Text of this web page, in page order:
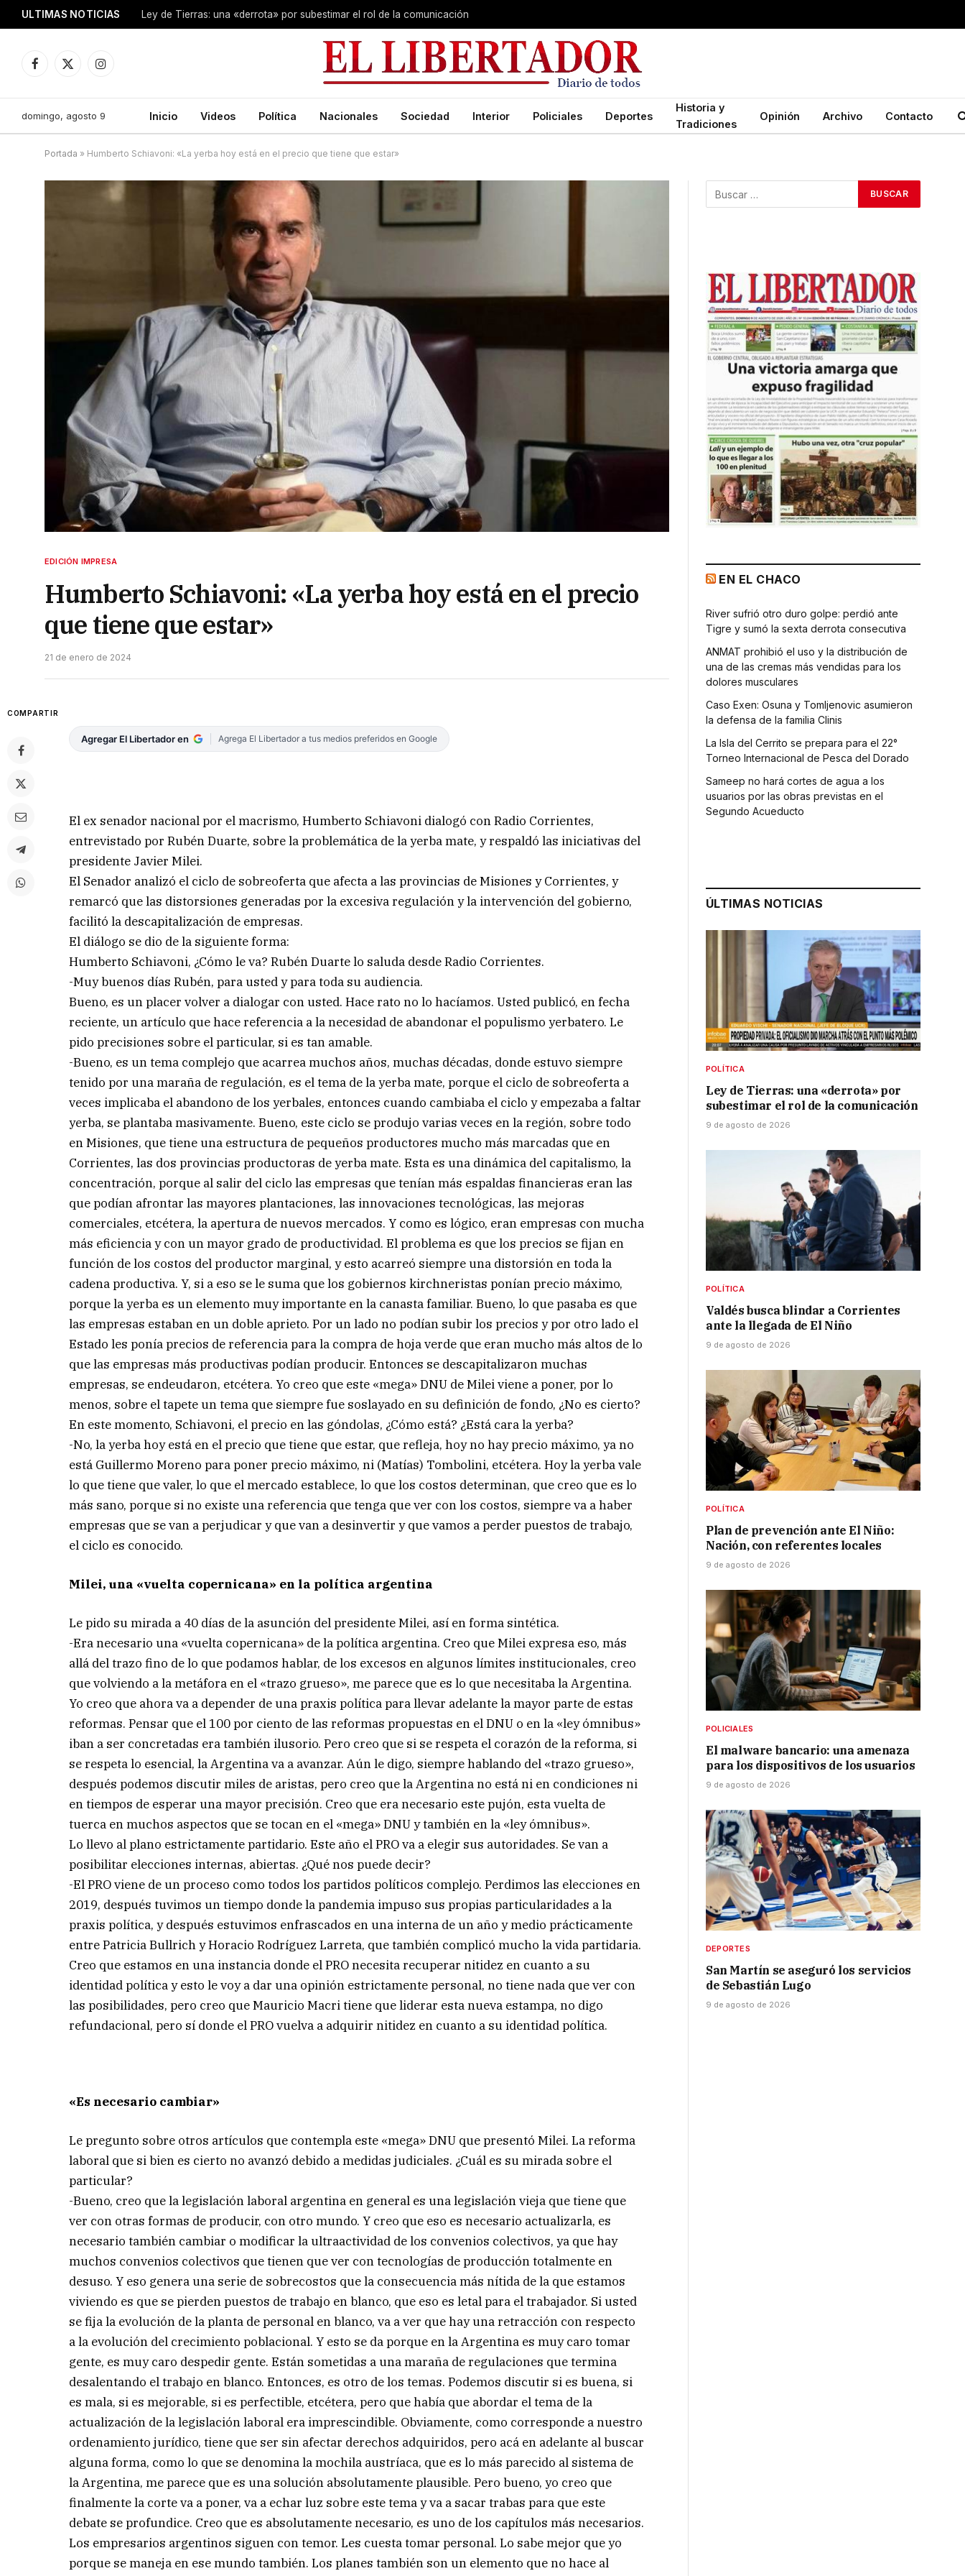
ULTIMAS NOTICIAS Ley de Tierras: una «derrota» por subestimar el rol de la comunicación
Facebook
X
Instagram
domingo, agosto 9 Inicio Videos Política Nacionales Sociedad Interior Policiales Deportes
Historia y
Tradiciones
Opinión Archivo Contacto
Portada » Humberto Schiavoni: «La yerba hoy está en el precio que tiene que estar»
EDICIÓN IMPRESA
Humberto Schiavoni: «La yerba hoy está en el precio
que tiene que estar»
21 de enero de 2024
COMPARTIR
Agregar El Libertador en Agrega El Libertador a tus medios preferidos en Google
El ex senador nacional por el macrismo, Humberto Schiavoni dialogó con Radio Corrientes,
entrevistado por Rubén Duarte, sobre la problemática de la yerba mate, y respaldó las iniciativas del
presidente Javier Milei.
El Senador analizó el ciclo de sobreoferta que afecta a las provincias de Misiones y Corrientes, y
remarcó que las distorsiones generadas por la excesiva regulación y la intervención del gobierno,
facilitó la descapitalización de empresas.
El diálogo se dio de la siguiente forma:
Humberto Schiavoni, ¿Cómo le va? Rubén Duarte lo saluda desde Radio Corrientes.
-Muy buenos días Rubén, para usted y para toda su audiencia.
Bueno, es un placer volver a dialogar con usted. Hace rato no lo hacíamos. Usted publicó, en fecha
reciente, un artículo que hace referencia a la necesidad de abandonar el populismo yerbatero. Le
pido precisiones sobre el particular, si es tan amable.
-Bueno, es un tema complejo que acarrea muchos años, muchas décadas, donde estuvo siempre
tenido por una maraña de regulación, es el tema de la yerba mate, porque el ciclo de sobreoferta a
veces implicaba el abandono de los yerbales, entonces cuando cambiaba el ciclo y empezaba a faltar
yerba, se plantaba masivamente. Bueno, este ciclo se produjo varias veces en la región, sobre todo
en Misiones, que tiene una estructura de pequeños productores mucho más marcadas que en
Corrientes, las dos provincias productoras de yerba mate. Esta es una dinámica del capitalismo, la
concentración, porque al salir del ciclo las empresas que tenían más espaldas financieras eran las
que podían afrontar las mayores plantaciones, las innovaciones tecnológicas, las mejoras
comerciales, etcétera, la apertura de nuevos mercados. Y como es lógico, eran empresas con mucha
más eficiencia y con un mayor grado de productividad. El problema es que los precios se fijan en
función de los costos del productor marginal, y esto acarreó siempre una distorsión en toda la
cadena productiva. Y, si a eso se le suma que los gobiernos kirchneristas ponían precio máximo,
porque la yerba es un elemento muy importante en la canasta familiar. Bueno, lo que pasaba es que
las empresas estaban en un doble aprieto. Por un lado no podían subir los precios y por otro lado el
Estado les ponía precios de referencia para la compra de hoja verde que eran mucho más altos de lo
que las empresas más productivas podían producir. Entonces se descapitalizaron muchas
empresas, se endeudaron, etcétera. Yo creo que este «mega» DNU de Milei viene a poner, por lo
menos, sobre el tapete un tema que siempre fue soslayado en su definición de fondo, ¿No es cierto?
En este momento, Schiavoni, el precio en las góndolas, ¿Cómo está? ¿Está cara la yerba?
-No, la yerba hoy está en el precio que tiene que estar, que refleja, hoy no hay precio máximo, ya no
está Guillermo Moreno para poner precio máximo, ni (Matías) Tombolini, etcétera. Hoy la yerba vale
lo que tiene que valer, lo que el mercado establece, lo que los costos determinan, que creo que es lo
más sano, porque si no existe una referencia que tenga que ver con los costos, siempre va a haber
empresas que se van a perjudicar y que van a desinvertir y que vamos a perder puestos de trabajo,
el ciclo es conocido.
Milei, una «vuelta copernicana» en la política argentina
Le pido su mirada a 40 días de la asunción del presidente Milei, así en forma sintética.
-Era necesario una «vuelta copernicana» de la política argentina. Creo que Milei expresa eso, más
allá del trazo fino de lo que podamos hablar, de los excesos en algunos límites institucionales, creo
que volviendo a la metáfora en el «trazo grueso», me parece que es lo que necesitaba la Argentina.
Yo creo que ahora va a depender de una praxis política para llevar adelante la mayor parte de estas
reformas. Pensar que el 100 por ciento de las reformas propuestas en el DNU o en la «ley ómnibus»
iban a ser concretadas era también ilusorio. Pero creo que si se respeta el corazón de la reforma, si
se respeta lo esencial, la Argentina va a avanzar. Aún le digo, siempre hablando del «trazo grueso»,
después podemos discutir miles de aristas, pero creo que la Argentina no está ni en condiciones ni
en tiempos de esperar una mayor precisión. Creo que era necesario este pujón, esta vuelta de
tuerca en muchos aspectos que se tocan en el «mega» DNU y también en la «ley ómnibus».
Lo llevo al plano estrictamente partidario. Este año el PRO va a elegir sus autoridades. Se van a
posibilitar elecciones internas, abiertas. ¿Qué nos puede decir?
-El PRO viene de un proceso como todos los partidos políticos complejo. Perdimos las elecciones en
2019, después tuvimos un tiempo donde la pandemia impuso sus propias particularidades a la
praxis política, y después estuvimos enfrascados en una interna de un año y medio prácticamente
entre Patricia Bullrich y Horacio Rodríguez Larreta, que también complicó mucho la vida partidaria.
Creo que estamos en una instancia donde el PRO necesita recuperar nitidez en cuanto a su
identidad política y esto le voy a dar una opinión estrictamente personal, no tiene nada que ver con
las posibilidades, pero creo que Mauricio Macri tiene que liderar esta nueva estampa, no digo
refundacional, pero sí donde el PRO vuelva a adquirir nitidez en cuanto a su identidad política.
«Es necesario cambiar»
Le pregunto sobre otros artículos que contempla este «mega» DNU que presentó Milei. La reforma
laboral que si bien es cierto no avanzó debido a medidas judiciales. ¿Cuál es su mirada sobre el
particular?
-Bueno, creo que la legislación laboral argentina en general es una legislación vieja que tiene que
ver con otras formas de producir, con otro mundo. Y creo que eso es necesario actualizarla, es
necesario también cambiar o modificar la ultraactividad de los convenios colectivos, ya que hay
muchos convenios colectivos que tienen que ver con tecnologías de producción totalmente en
desuso. Y eso genera una serie de sobrecostos que la consecuencia más nítida de la que estamos
viviendo es que se pierden puestos de trabajo en blanco, que eso es letal para el trabajador. Si usted
se fija la evolución de la planta de personal en blanco, va a ver que hay una retracción con respecto
a la evolución del crecimiento poblacional. Y esto se da porque en la Argentina es muy caro tomar
gente, es muy caro despedir gente. Están sometidas a una maraña de regulaciones que termina
desalentando el trabajo en blanco. Entonces, es otro de los temas. Podemos discutir si es buena, si
es mala, si es mejorable, si es perfectible, etcétera, pero que había que abordar el tema de la
actualización de la legislación laboral era imprescindible. Obviamente, como corresponde a nuestro
ordenamiento jurídico, tiene que ser sin afectar derechos adquiridos, pero acá en adelante al buscar
alguna forma, como lo que se denomina la mochila austríaca, que es lo más parecido al sistema de
la Argentina, me parece que es una solución absolutamente plausible. Pero bueno, yo creo que
finalmente la corte va a poner, va a echar luz sobre este tema y va a sacar trabas para que este
debate se profundice. Creo que es absolutamente necesario, es uno de los capítulos más necesarios.
Los empresarios argentinos siguen con temor. Les cuesta tomar personal. Lo sabe mejor que yo
porque se maneja en ese mundo también. Los planes también son un elemento que no hace al
EN EL CHACO
River sufrió otro duro golpe: perdió ante
Tigre y sumó la sexta derrota consecutiva
ANMAT prohibió el uso y la distribución de
una de las cremas más vendidas para los
dolores musculares
Caso Exen: Osuna y Tomljenovic asumieron
la defensa de la familia Clinis
La Isla del Cerrito se prepara para el 22°
Torneo Internacional de Pesca del Dorado
Sameep no hará cortes de agua a los
usuarios por las obras previstas en el
Segundo Acueducto
ÚLTIMAS NOTICIAS
POLÍTICA
Ley de Tierras: una «derrota» por
subestimar el rol de la comunicación
9 de agosto de 2026
POLÍTICA
Valdés busca blindar a Corrientes
ante la llegada de El Niño
9 de agosto de 2026
POLÍTICA
Plan de prevención ante El Niño:
Nación, con referentes locales
9 de agosto de 2026
POLICIALES
El malware bancario: una amenaza
para los dispositivos de los usuarios
9 de agosto de 2026
DEPORTES
San Martín se aseguró los servicios
de Sebastián Lugo
9 de agosto de 2026